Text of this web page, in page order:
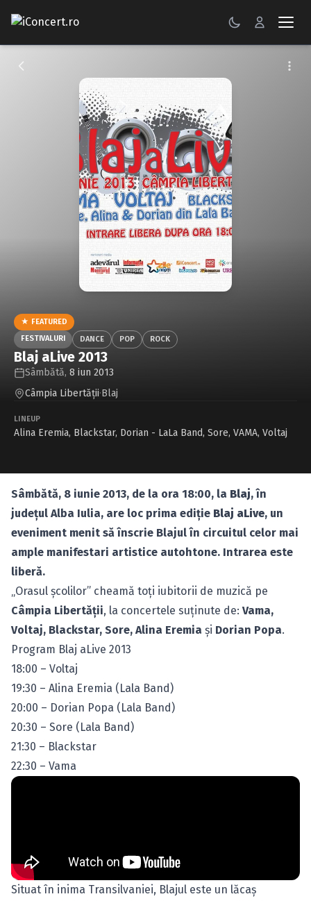
CONCERTE
Caută în site...
★ FEATURED
FESTIVALURI
DANCE POP ROCK
Blaj aLive 2013
Sâmbătă, 8 iun 2013
Câmpia Libertăţii·Blaj
LINEUP
Alina Eremia, Blackstar, Dorian - LaLa Band, Sore, VAMA, Voltaj
Sâmbătă, 8 iunie 2013, de la ora 18:00, la Blaj, în
judeţul Alba Iulia, are loc prima ediţie Blaj aLive, un
eveniment menit să înscrie Blajul în circuitul celor mai
ample manifestari artistice autohtone. Intrarea este
liberă.
„Orasul şcolilor” cheamă toţi iubitorii de muzică pe
Câmpia Libertăţii, la concertele suţinute de: Vama,
Voltaj, Blackstar, Sore, Alina Eremia şi Dorian Popa.
Program Blaj aLive 2013
18:00 – Voltaj
19:30 – Alina Eremia (Lala Band)
20:00 – Dorian Popa (Lala Band)
20:30 – Sore (Lala Band)
21:30 – Blackstar
22:30 – Vama
Situat în inima Transilvaniei, Blajul este un lăcaş